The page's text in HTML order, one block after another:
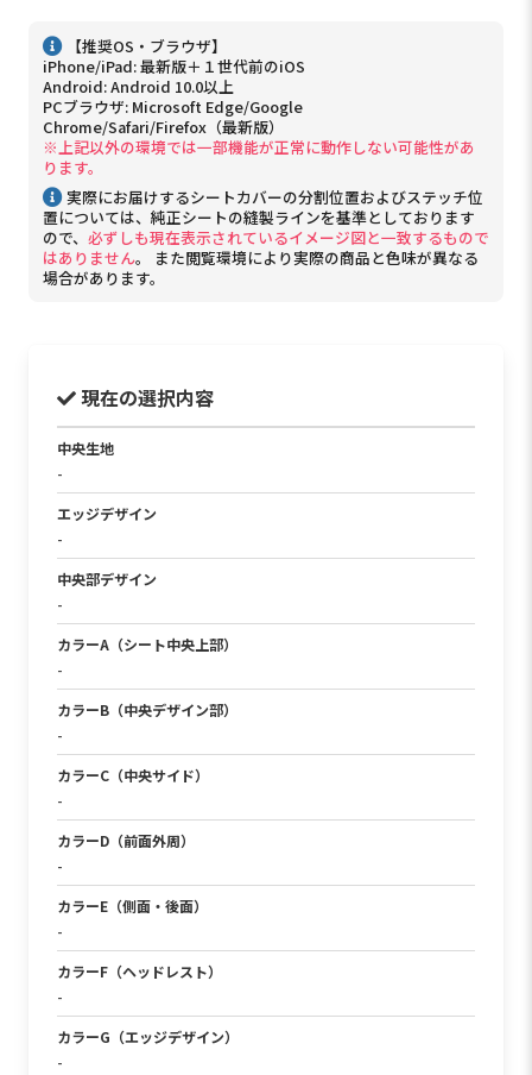
【推奨OS・ブラウザ】
iPhone/iPad: 最新版＋１世代前のiOS
Android: Android 10.0以上
PCブラウザ: Microsoft Edge/Google
Chrome/Safari/Firefox（最新版）
※上記以外の環境では一部機能が正常に動作しない可能性があ
ります。
実際にお届けするシートカバーの分割位置およびステッチ位
置については、純正シートの縫製ラインを基準としております
ので、 必ずしも現在表示されているイメージ図と一致するもので
はありません。 また閲覧環境により実際の商品と色味が異なる
場合があります。
現在の選択内容
中央生地
-
エッジデザイン
-
中央部デザイン
-
カラーA（シート中央上部）
-
カラーB（中央デザイン部）
-
カラーC（中央サイド）
-
カラーD（前面外周）
-
カラーE（側面・後面）
-
カラーF（ヘッドレスト）
-
カラーG（エッジデザイン）
-